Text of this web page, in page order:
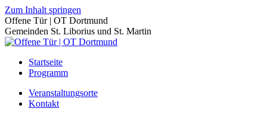
Zum Inhalt springen
Offene Tür | OT Dortmund
Gemeinden St. Liborius und St. Martin
Startseite
Programm
Veranstaltungsorte
Kontakt